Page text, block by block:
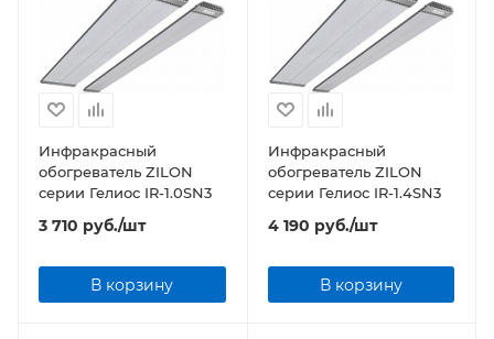
Инфракрасный
обогреватель ZILON
серии Гелиос IR-1.0SN3
3 710 руб./шт
В корзину
Инфракрасный
обогреватель ZILON
серии Гелиос IR-1.4SN3
4 190 руб./шт
В корзину